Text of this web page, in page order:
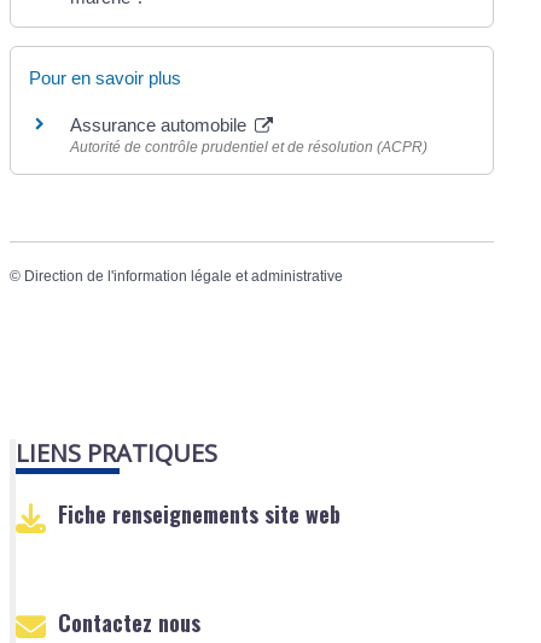
Pour en savoir plus
Assurance automobile
Autorité de contrôle prudentiel et de résolution (ACPR)
© Direction de l'information légale et administrative
LIENS PRATIQUES
Fiche renseignements site web
Contactez nous